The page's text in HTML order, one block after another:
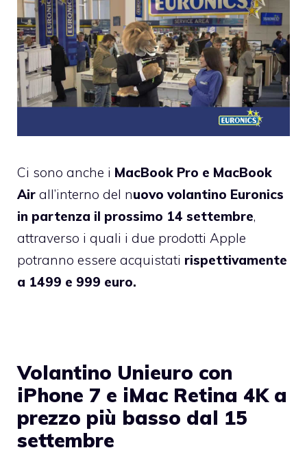
Ci sono anche i MacBook Pro e MacBook
Air all’interno del nuovo volantino Euronics
in partenza il prossimo 14 settembre,
attraverso i quali i due prodotti Apple
potranno essere acquistati rispettivamente
a 1499 e 999 euro.
Volantino Unieuro con
iPhone 7 e iMac Retina 4K a
prezzo più basso dal 15
settembre